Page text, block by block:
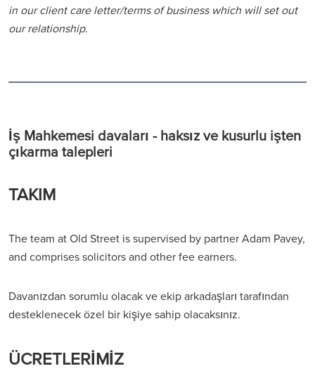
in our client care letter/terms of business which will set out
our relationship.
İş Mahkemesi davaları - haksız ve kusurlu işten
çıkarma talepleri
TAKIM
The team at Old Street is supervised by partner Adam Pavey,
and comprises solicitors and other fee earners.
Davanızdan sorumlu olacak ve ekip arkadaşları tarafından
desteklenecek özel bir kişiye sahip olacaksınız.
ÜCRETLERİMİZ